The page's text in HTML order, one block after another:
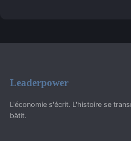
Leaderpower
L'économie s'écrit. L'histoire se
bâtit.